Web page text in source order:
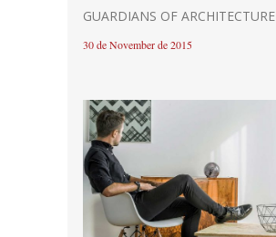
GUARDIANS OF ARCHITECTURE
30 de November de 2015